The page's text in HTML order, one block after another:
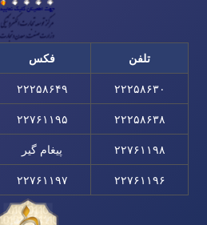
تلفن فکس
۲۲۲۵۸۶۳۰ ۲۲۲۵۸۶۴۹
۲۲۲۵۸۶۳۸ ۲۲۷۶۱۱۹۵
۲۲۷۶۱۱۹۸ پیغام گیر
۲۲۷۶۱۱۹۶ ۲۲۷۶۱۱۹۷